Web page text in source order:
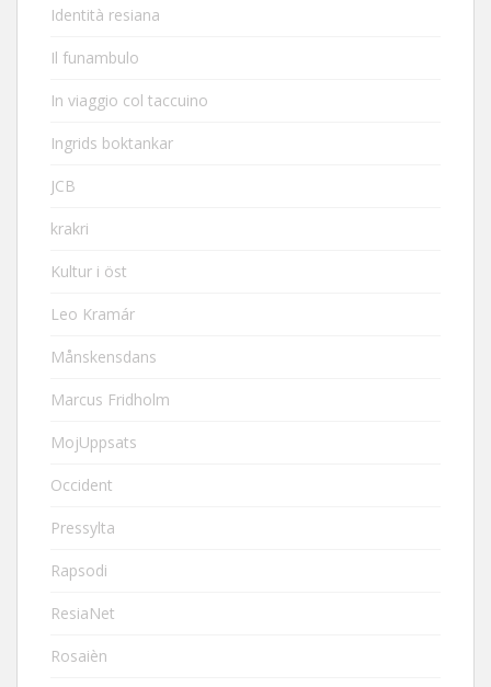
Identità resiana
Il funambulo
In viaggio col taccuino
Ingrids boktankar
JCB
krakri
Kultur i öst
Leo Kramár
Månskensdans
Marcus Fridholm
MojUppsats
Occident
Pressylta
Rapsodi
ResiaNet
Rosaièn